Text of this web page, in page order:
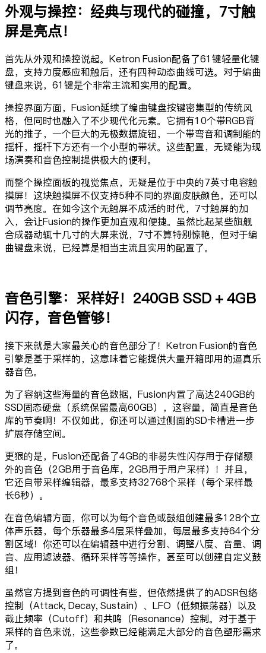
外观与操控：经典与现代的碰撞，7寸触
屏是亮点！
首先从外观和操控说起。Ketron Fusion配备了61键轻量化键
盘，支持力度感应和触后，还有四种动态曲线可选。对于编曲
键盘来说，61键是个非常主流和实用的配置。
操控界面方面，Fusion延续了编曲键盘按键密集型的传统风
格，但同时也融入了不少现代化元素。它拥有10个带RGB背
光的推子，一个巨大的无极数据旋钮，一个带弯音和调制能的
摇杆，摇杆下方还有一个小型的带状。这些配置，无疑能为现
场演奏和音色控制提供极大的便利。
而整个操控面板的视觉焦点，无疑是位于中央的7英寸电容触
摸屏！这块触摸屏不仅支持5种不同的界面皮肤颜色，还可以
调节亮度。在如今这个无触屏不成活的时代，7寸触屏的加
入，会让Fusion的操作更加直观和便捷。虽然比起某些旗舰
合成器动辄十几寸的大屏来说，7寸不算特别惊艳，但对于编
曲键盘来说，已经算是相当主流且实用的配置了。
音色引擎：采样好！240GB SSD + 4GB
闪存，音色管够！
接下来就是大家最关心的音色部分了！Ketron Fusion的音色
引擎是基于采样的，这意味着它能提供大量开箱即用的逼真乐
器音色。
为了容纳这些海量的音色数据，Fusion内置了高达240GB的
SSD固态硬盘（系统保留最高60GB），这容量，简直是音色
库的节奏啊！不仅如此，你还可以通过侧面的SD卡槽进一步
扩展存储空间。
更狠的是，Fusion还配备了4GB的非易失性闪存用于存储额
外的音色（2GB用于音色库，2GB用于用户采样）！并且，
它还自带采样编辑器，最多支持32768个采样（每个采样最
长6秒）。
在音色编辑方面，你可以为每个音色或鼓组创建最多128个立
体声乐器，每个乐器最多4层采样叠加，每层最多支持64个分
割区域！你还可以在编辑器中进行分割、调整八度、音量、调
音、应用滤波器、循环采样等等操作，甚至可以创建自定义鼓
组！
虽然官方提到音色的可调性有些，但依然提供了的ADSR包络
控制（Attack, Decay, Sustain）、LFO（低频振荡器）以及
截止频率（Cutoff）和共鸣（Resonance）控制。对于基于
采样的音色来说，这些参数已经能满足大部分的音色塑形需求
了。